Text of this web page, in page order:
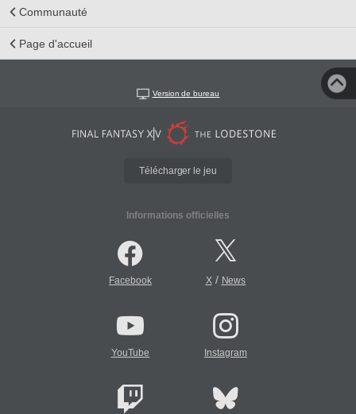
Communauté
Page d'accueil
Version de bureau
Télécharger le jeu
Informations officielles
Facebook X/ News
YouTube Instagram